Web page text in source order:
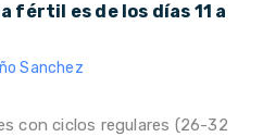
fértil es de los días 11 a
Sanchez
con ciclos regulares (26-32